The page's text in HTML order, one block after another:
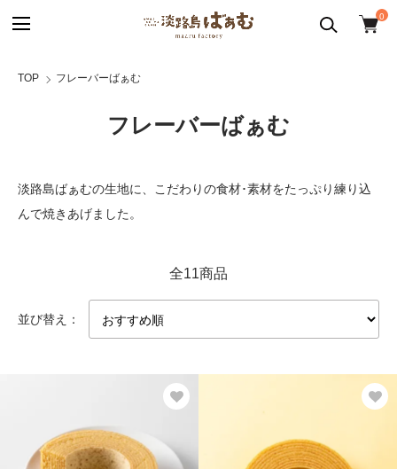
0
TOP フレーバーばぁむ
フレーバーばぁむ
淡路島ばぁむの生地に、こだわりの食材･素材をたっぷり練り込
んで焼きあげました。
全11商品
並び替え：